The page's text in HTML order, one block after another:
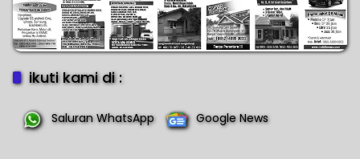
ikuti kami di :
Saluran WhatsApp Google News